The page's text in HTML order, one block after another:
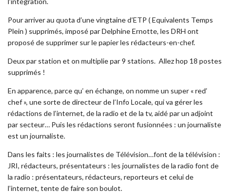
Pour arriver au quota d’une vingtaine d’ETP ( Equivalents Temps
Plein ) supprimés, imposé par Delphine Ernotte, les DRH ont
proposé de supprimer sur le papier les rédacteurs-en-chef.
Deux par station et on multiplie par 9 stations. Allez hop 18 postes
supprimés !
En apparence, parce qu’ en échange, on nomme un super « red’
chef », une sorte de directeur de l’Info Locale, qui va gérer les
rédactions de l’internet, de la radio et de la tv, aidé par un adjoint
par secteur… Puis les rédactions seront fusionnées : un journaliste
est un journaliste.
Dans les faits : les journalistes de Télévision…font de la télévision :
JRI, rédacteurs, présentateurs : les journalistes de la radio font de
la radio : présentateurs, rédacteurs, reporteurs et celui de
l’internet, tente de faire son boulot.